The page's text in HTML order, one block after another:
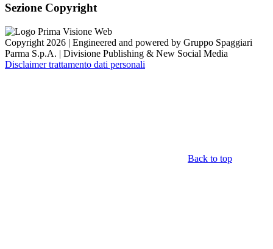
Sezione Copyright
Copyright 2026 | Engineered and powered by Gruppo Spaggiari
Parma S.p.A. | Divisione Publishing & New Social Media
Disclaimer trattamento dati personali
Back to top